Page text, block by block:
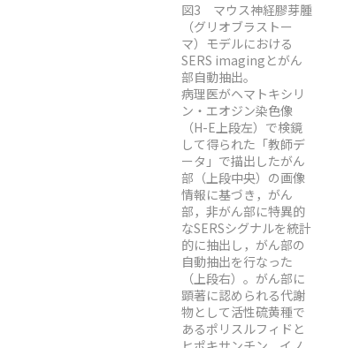
図3 マウス神経膠芽腫
（グリオブラストー
マ）モデルにおける
SERS imagingとがん
部自動抽出。
病理医がヘマトキシリ
ン・エオジン染色像
（H-E上段左）で検鏡
して得られた「教師デ
ータ」で描出したがん
部（上段中央）の画像
情報に基づき，がん
部，非がん部に特異的
なSERSシグナルを統計
的に抽出し，がん部の
自動抽出を行なった
（上段右）。がん部に
顕著に認められる代謝
物として活性硫黄種で
あるポリスルフィドと